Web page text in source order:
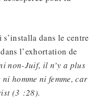
dans le centre
l’exhortation de
non-Juif, il n’y a plus
homme ni femme, car
(3 :28).